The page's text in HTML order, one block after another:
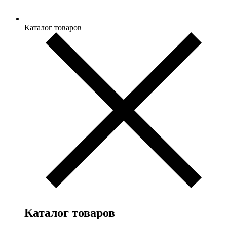
Каталог товаров
Каталог товаров